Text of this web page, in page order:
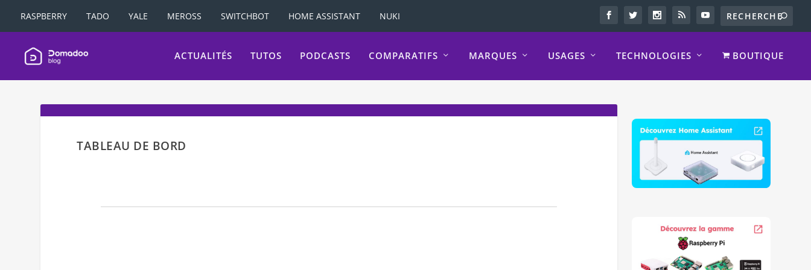
RASPBERRY TADO YALE MEROSS SWITCHBOT HOME ASSISTANT NUKI
ACTUALITÉS TUTOS PODCASTS COMPARATIFS MARQUES USAGES TECHNOLOGIES BOUTIQUE
TABLEAU DE BORD